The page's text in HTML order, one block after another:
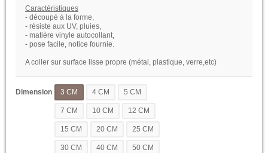
Caractéristiques
- découpé à la forme,
- résiste aux UV, pluies,
- matière vinyle autocollant,
- pose facile, notice fournie.
A coller sur surface lisse propre (métal, plastique, verre,etc)
Dimension 3 CM 4 CM 5 CM
7 CM 10 CM 12 CM
15 CM 20 CM 25 CM
30 CM 40 CM 50 CM